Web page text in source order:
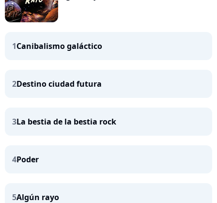
1Canibalismo galáctico
2Destino ciudad futura
3La bestia de la bestia rock
4Poder
5Algún rayo